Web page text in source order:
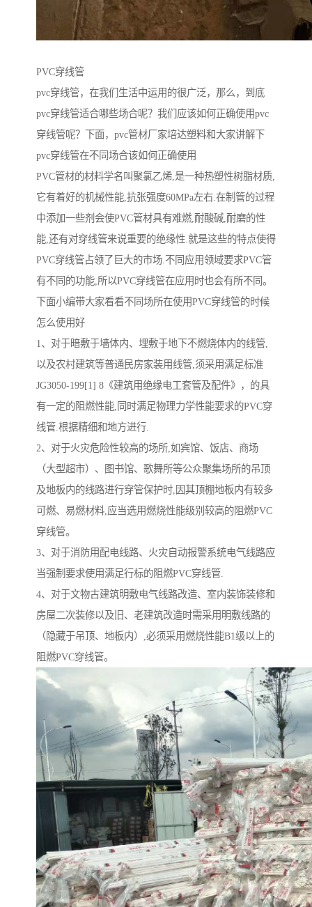
PVC穿线管
pvc穿线管，在我们生活中运用的很广泛，那么，到底
pvc穿线管适合哪些场合呢？我们应该如何正确使用pvc
穿线管呢？下面，pvc管材厂家培达塑料和大家讲解下
pvc穿线管在不同场合该如何正确使用
PVC管材的材料学名叫聚氯乙烯,是一种热塑性树脂材质,
它有着好的机械性能,抗张强度60MPa左右.在制管的过程
中添加一些剂会使PVC管材具有难燃,耐酸碱,耐磨的性
能,还有对穿线管来说重要的绝缘性.就是这些的特点使得
PVC穿线管占领了巨大的市场.不同应用领域要求PVC管
有不同的功能,所以PVC穿线管在应用时也会有所不同。
下面小编带大家看看不同场所在使用PVC穿线管的时候
怎么使用好
1、对于暗敷于墙体内、埋敷于地下不燃烧体内的线管,
以及农村建筑等普通民房家装用线管,须采用满足标准
JG3050-199[1] 8《建筑用绝缘电工套管及配件》，的具
有一定的阻燃性能,同时满足物理力学性能要求的PVC穿
线管.根据精细和地方进行.
2、对于火灾危险性较高的场所,如宾馆、饭店、商场
（大型超市）、图书馆、歌舞所等公众聚集场所的吊顶
及地板内的线路进行穿管保护时,因其顶棚地板内有较多
可燃、易燃材料,应当选用燃烧性能级别较高的阻燃PVC
穿线管。
3、对于消防用配电线路、火灾自动报警系统电气线路应
当强制要求使用满足行标的阻燃PVC穿线管.
4、对于文物古建筑明敷电气线路改造、室内装饰装修和
房屋二次装修以及旧、老建筑改造时需采用明敷线路的
（隐藏于吊顶、地板内）,必须采用燃烧性能B1级以上的
阻燃PVC穿线管。